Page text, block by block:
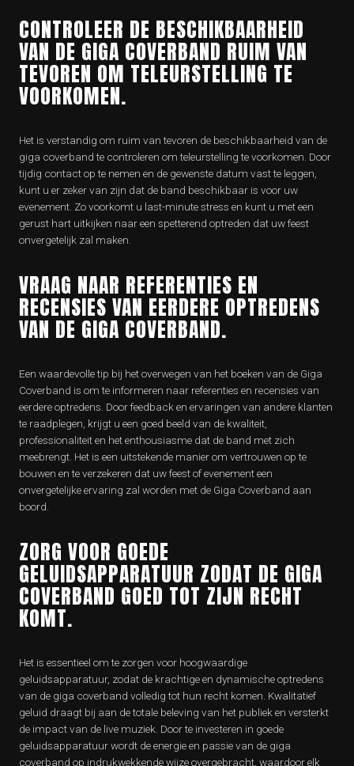
CONTROLEER DE BESCHIKBAARHEID
VAN DE GIGA COVERBAND RUIM VAN
TEVOREN OM TELEURSTELLING TE
VOORKOMEN.
Het is verstandig om ruim van tevoren de beschikbaarheid van de
giga coverband te controleren om teleurstelling te voorkomen. Door
tijdig contact op te nemen en de gewenste datum vast te leggen,
kunt u er zeker van zijn dat de band beschikbaar is voor uw
evenement. Zo voorkomt u last-minute stress en kunt u met een
gerust hart uitkijken naar een spetterend optreden dat uw feest
onvergetelijk zal maken.
VRAAG NAAR REFERENTIES EN
RECENSIES VAN EERDERE OPTREDENS
VAN DE GIGA COVERBAND.
Een waardevolle tip bij het overwegen van het boeken van de Giga
Coverband is om te informeren naar referenties en recensies van
eerdere optredens. Door feedback en ervaringen van andere klanten
te raadplegen, krijgt u een goed beeld van de kwaliteit,
professionaliteit en het enthousiasme dat de band met zich
meebrengt. Het is een uitstekende manier om vertrouwen op te
bouwen en te verzekeren dat uw feest of evenement een
onvergetelijke ervaring zal worden met de Giga Coverband aan
boord.
ZORG VOOR GOEDE
GELUIDSAPPARATUUR ZODAT DE GIGA
COVERBAND GOED TOT ZIJN RECHT
KOMT.
Het is essentieel om te zorgen voor hoogwaardige
geluidsapparatuur, zodat de krachtige en dynamische optredens
van de giga coverband volledig tot hun recht komen. Kwalitatief
geluid draagt bij aan de totale beleving van het publiek en versterkt
de impact van de live muziek. Door te investeren in goede
geluidsapparatuur wordt de energie en passie van de giga
coverband op indrukwekkende wijze overgebracht, waardoor elk